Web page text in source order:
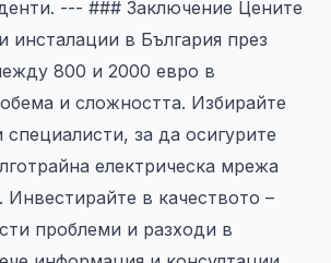
--- ### Заключение Цените
инсталации в България през
800 и 2000 евро в
и сложността. Избирайте
за да осигурите
електрическа мрежа
в качеството –
проблеми и разходи в